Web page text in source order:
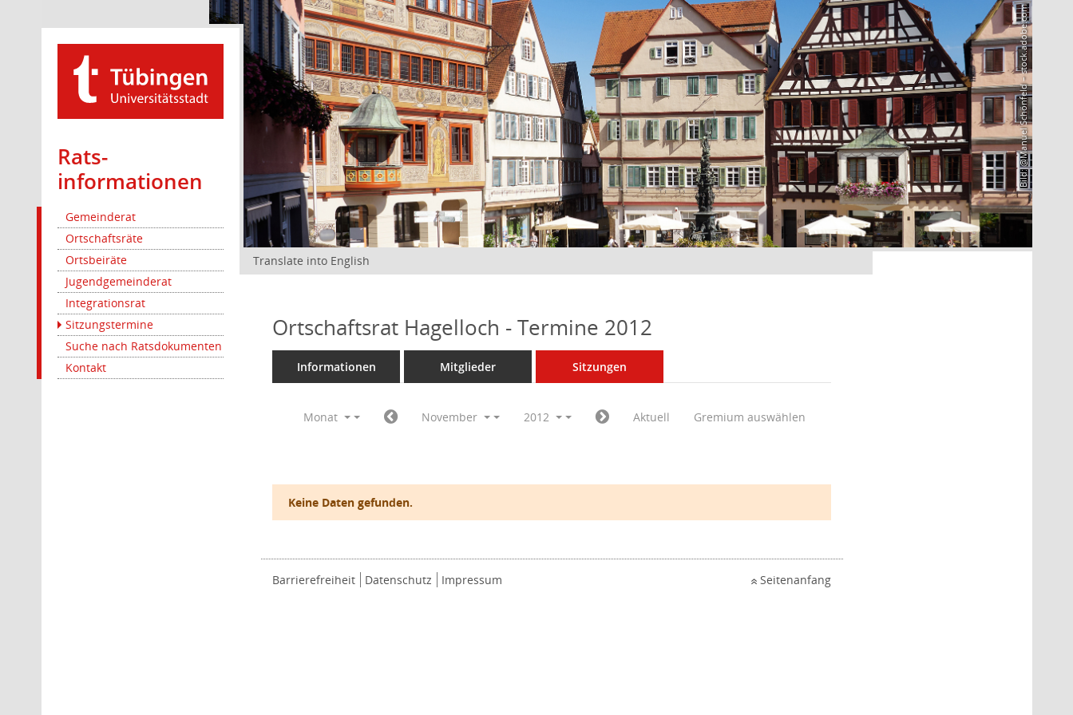
Rats­
informationen
Gemeinderat
Ortschaftsräte
Ortsbeiräte
Jugendgemeinderat
Integrationsrat
Sitzungstermine
Suche nach Ratsdokumenten
Kontakt
Bild: @Manuel Schönfeld – stock.adobe.com
Translate into English
Ortschaftsrat Hagelloch - Termine 2012
Informationen Mitglieder Sitzungen
Monat November 2012 Aktuell Gremium auswählen
Keine Daten gefunden.
Barrierefreiheit Datenschutz Impressum Seitenanfang